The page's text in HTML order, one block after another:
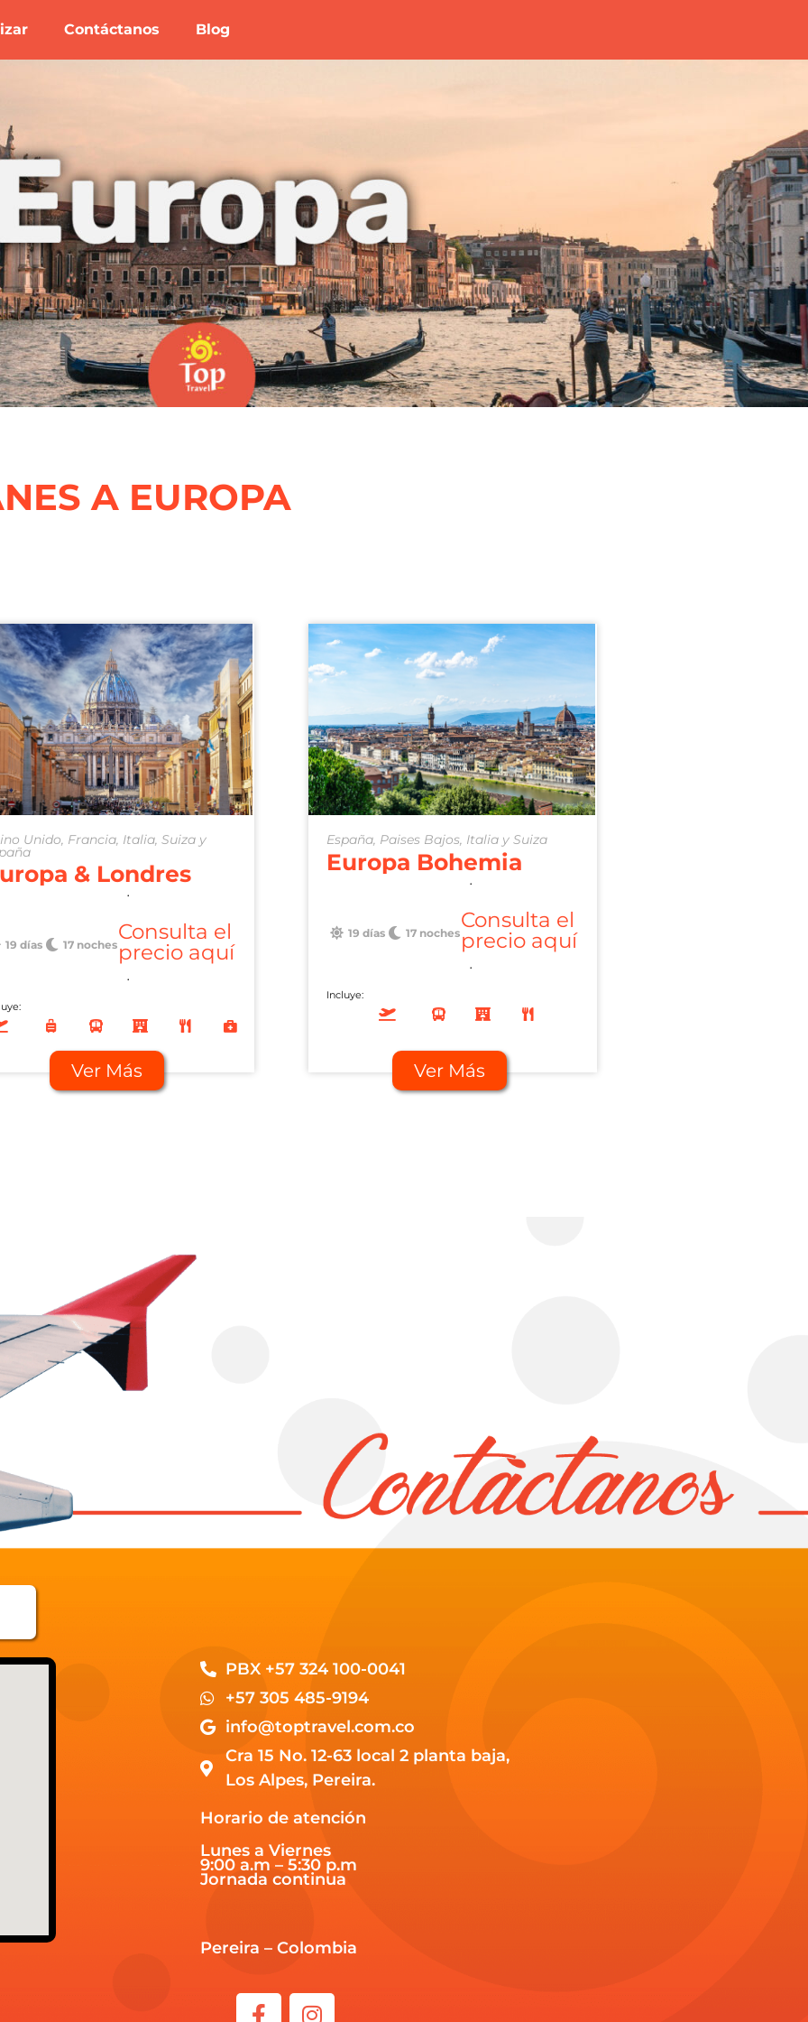
Contáctanos Blog
A EUROPA
Unido, Francia, Italia, Suiza y
& Londres
19 días 17 noches
.
Consulta el
precio aquí
.
Ver Más
España, Paises Bajos, Italia y Suiza
Europa Bohemia
19 días 17 noches
.
Consulta el
precio aquí
.
Incluye:
Ver Más
PBX +57 324 100-0041
+57 305 485-9194
info@toptravel.com.co
Cra 15 No. 12-63 local 2 planta baja,
Los Alpes, Pereira.
Horario de atención
Lunes a Viernes
9:00 a.m – 5:30 p.m
Jornada continua
Pereira – Colombia